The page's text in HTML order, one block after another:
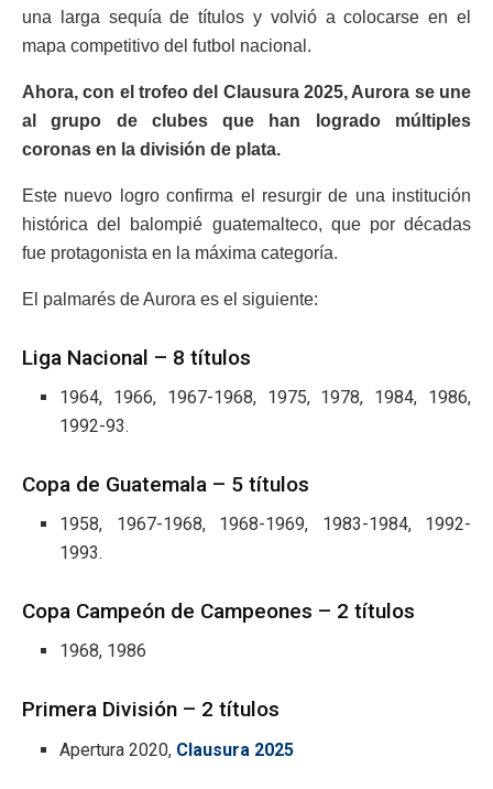
una larga sequía de títulos y volvió a colocarse en el
mapa competitivo del futbol nacional.
Ahora, con el trofeo del Clausura 2025, Aurora se une
al grupo de clubes que han logrado múltiples
coronas en la división de plata.
Este nuevo logro confirma el resurgir de una institución
histórica del balompié guatemalteco, que por décadas
fue protagonista en la máxima categoría.
El palmarés de Aurora es el siguiente:
Liga Nacional – 8 títulos
1964, 1966, 1967-1968, 1975, 1978, 1984, 1986,
1992-93.
Copa de Guatemala – 5 títulos
1958, 1967-1968, 1968-1969, 1983-1984, 1992-
1993.
Copa Campeón de Campeones – 2 títulos
1968, 1986
Primera División – 2 títulos
Apertura 2020, Clausura 2025